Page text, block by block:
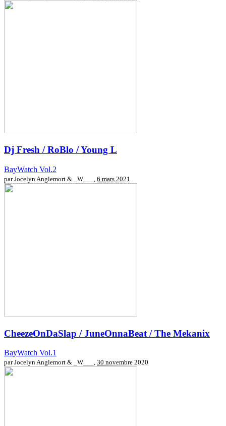
Dj Fresh / RoBlo / Young L
BayWatch Vol.2
par Jocelyn Anglemort & _W___, 6 mars 2021
CheezeOnDaSlap / JuneOnnaBeat / The Mekanix
BayWatch Vol.1
par Jocelyn Anglemort & _W___, 30 novembre 2020